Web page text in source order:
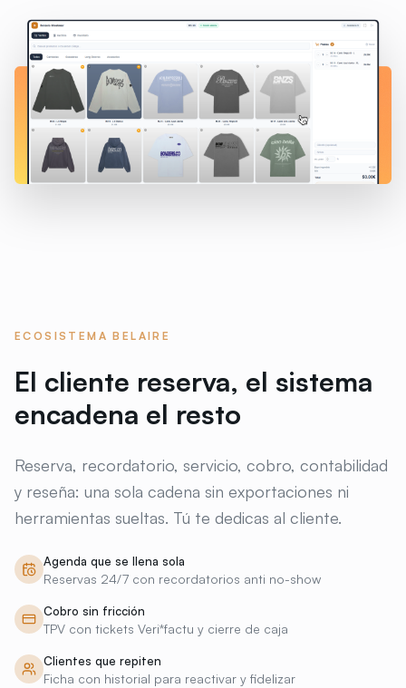
ECOSISTEMA BELAIRE
El cliente reserva, el sistema
encadena el resto
Reserva, recordatorio, servicio, cobro, contabilidad
y reseña: una sola cadena sin exportaciones ni
herramientas sueltas. Tú te dedicas al cliente.
Agenda que se llena sola
Reservas 24/7 con recordatorios anti no-show
Cobro sin fricción
TPV con tickets Veri*factu y cierre de caja
Clientes que repiten
Ficha con historial para reactivar y fidelizar